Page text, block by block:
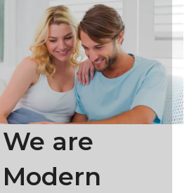
We are
Modern